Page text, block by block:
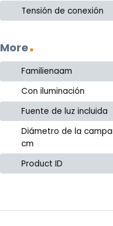
Tensión de conexión
More
Familienaam
Con iluminación
Fuente de luz incluida
Diámetro de la
cm
Product ID